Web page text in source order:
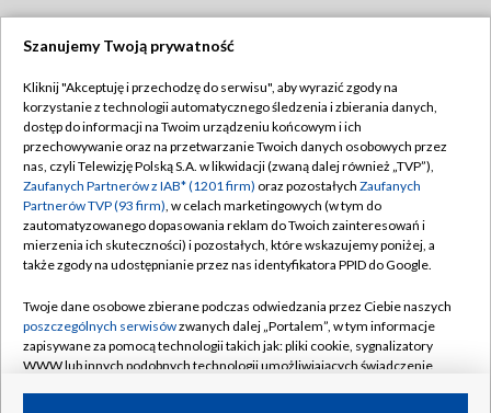
TVP
Abonament TVP
Emisja w TVP
Centrum informacji TVP
Naziemna Telewizja Cyfrowa
Rada Programowa
System NOS
Informacje o nadawcy
Regulamin TVP
Polityka prywatności
Moje zgody
Pomoc
Kontakt
Kanały
Szanujemy Twoją prywatność
Kliknij "Akceptuję i przechodzę do serwisu", aby wyrazić zgody na
korzystanie z technologii automatycznego śledzenia i zbierania danych,
dostęp do informacji na Twoim urządzeniu końcowym i ich
przechowywanie oraz na przetwarzanie Twoich danych osobowych przez
nas, czyli Telewizję Polską S.A. w likwidacji (zwaną dalej również „TVP”),
Zaufanych Partnerów z IAB* (1201 firm) oraz pozostałych Zaufanych
Partnerów TVP (93 firm), w celach marketingowych (w tym do
zautomatyzowanego dopasowania reklam do Twoich zainteresowań i
mierzenia ich skuteczności) i pozostałych, które wskazujemy poniżej, a
także zgody na udostępnianie przez nas identyfikatora PPID do Google.
Twoje dane osobowe zbierane podczas odwiedzania przez Ciebie naszych
poszczególnych serwisówzwanych dalej „Portalem”, w tym informacje
zapisywane za pomocą technologii takich jak: pliki cookie, sygnalizatory
WWW lub innych podobnych technologii umożliwiających świadczenie